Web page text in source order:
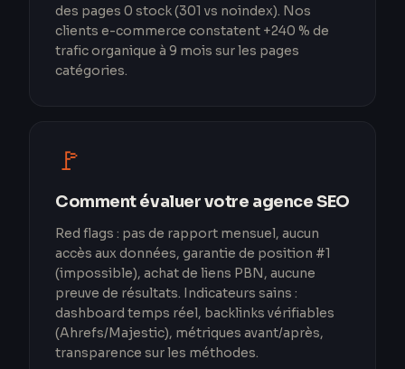
des pages 0 stock (301 vs noindex). Nos
clients e-commerce constatent +240 % de
trafic organique à 9 mois sur les pages
catégories.
🚩
Comment évaluer votre agence SEO
Red flags : pas de rapport mensuel, aucun
accès aux données, garantie de position #1
(impossible), achat de liens PBN, aucune
preuve de résultats. Indicateurs sains :
dashboard temps réel, backlinks vérifiables
(Ahrefs/Majestic), métriques avant/après,
transparence sur les méthodes.